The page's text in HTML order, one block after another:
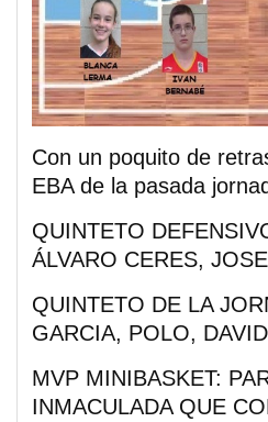
Con un poquito de
EBA de la pasada
QUINTETO
ÁLVARO CERES,
QUINTETO DE LA
GARCIA, POLO,
MVP MINIBASKET:
INMACULADA QUE